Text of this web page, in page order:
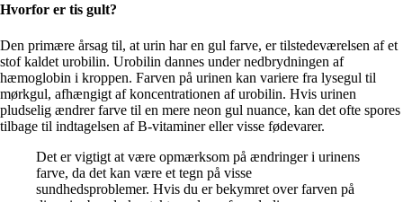
Hvorfor er tis gult?
Den primære årsag til, at urin har en gul farve, er tilstedeværelsen af et
stof kaldet urobilin. Urobilin dannes under nedbrydningen af
hæmoglobin i kroppen. Farven på urinen kan variere fra lysegul til
mørkgul, afhængigt af koncentrationen af urobilin. Hvis urinen
pludselig ændrer farve til en mere neon gul nuance, kan det ofte spores
tilbage til indtagelsen af B-vitaminer eller visse fødevarer.
Det er vigtigt at være opmærksom på ændringer i urinens
farve, da det kan være et tegn på visse
sundhedsproblemer. Hvis du er bekymret over farven på